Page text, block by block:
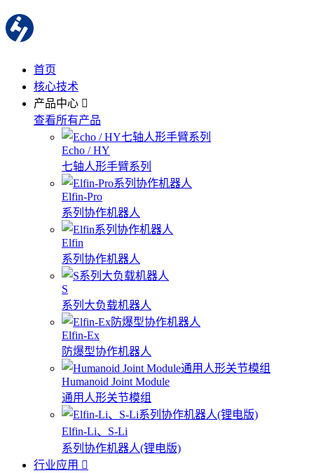
首页
核心技术
产品中心
查看所有产品
Echo / HY
七轴人形手臂系列
Elfin-Pro
系列协作机器人
Elfin
系列协作机器人
S
系列大负载机器人
Elfin-Ex
防爆型协作机器人
Humanoid Joint Module
通用人形关节模组
Elfin-Li、S-Li
系列协作机器人(锂电版)
行业应用